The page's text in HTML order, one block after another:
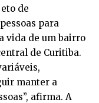
de
para
vida de um bairro
de Curitiba.
manter a
afirma. A